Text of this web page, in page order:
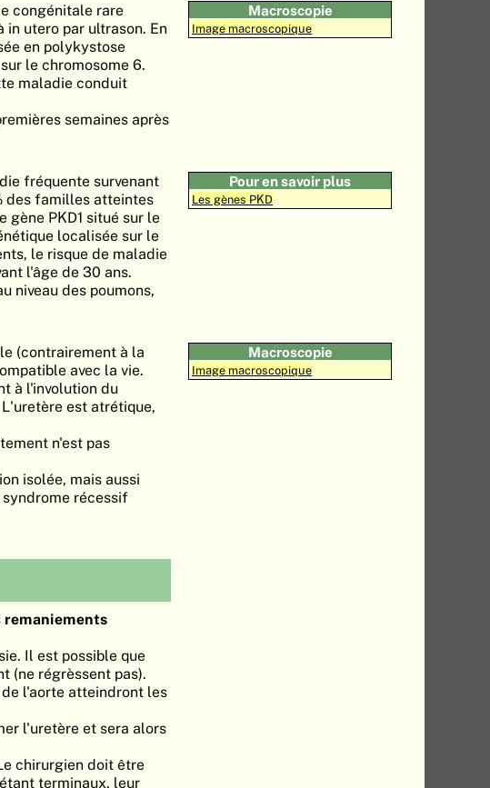
congénitale rare
utero par ultrason. En
en polykystose
le chromosome 6.
maladie conduit
semaines après
Macroscopie
Image macroscopique
fréquente survenant
des familles atteintes
PKD1 situé sur le
localisée sur le
le risque de maladie
l'âge de 30 ans.
niveau des poumons,
Pour en savoir plus
Les gènes PKD
(contrairement à la
avec la vie.
à l'involution du
est atrétique,
n'est pas
isolée, mais aussi
récessif
Macroscopie
Image macroscopique
remaniements
Il est possible que
(ne régrèssent pas).
l'aorte atteindront les
l'uretère et sera alors
chirurgien doit être
terminaux, leur